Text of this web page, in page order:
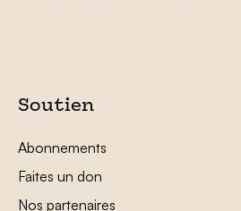
Soutien
Abonnements
Faites un don
Nos partenaires